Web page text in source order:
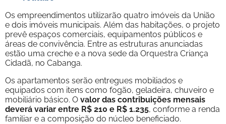
Os empreendimentos utilizarão quatro imóveis da União
e dois imóveis municipais. Além das habitações, o projeto
prevê espaços comerciais, equipamentos públicos e
áreas de convivência. Entre as estruturas anunciadas
estão uma creche e a nova sede da Orquestra Criança
Cidadã, no Cabanga.
Os apartamentos serão entregues mobiliados e
equipados com itens como fogão, geladeira, chuveiro e
mobiliário básico. O valor das contribuições mensais
deverá variar entre R$ 210 e R$ 1.235, conforme a renda
familiar e a composição do núcleo beneficiado.